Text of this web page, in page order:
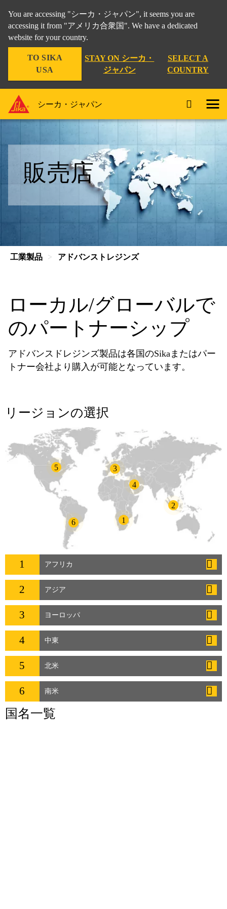
You are accessing "シーカ・ジャパン", it seems you are
accessing it from "アメリカ合衆国". We have a dedicated
website for your country.
TO SIKA
USA
STAY ON シーカ・
ジャパン
SELECT A
COUNTRY
シーカ・ジャパン
販売店
工業製品 アドバンストレジンズ
ローカル/グローバルで
のパートナーシップ
アドバンスドレジンズ製品は各国のSikaまたはパー
トナー会社より購入が可能となっています。
リージョンの選択
1
2
3
4
5
6
1 アフリカ
2 アジア
3 ヨーロッパ
4 中東
5 北米
6 南米
国名一覧